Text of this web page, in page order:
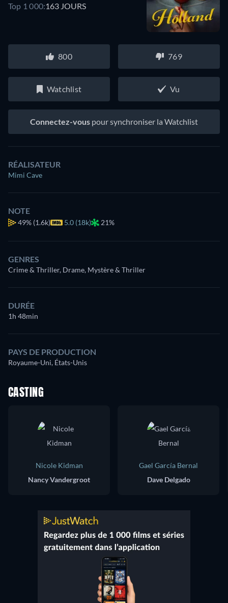
Top 1 000:163 JOURS
800 769
Watchlist Vu
Connectez-vous pour synchroniser la Watchlist
RÉALISATEUR
Mimi Cave
NOTE
49% (1.6k) 5.0 (18k) 21%
GENRES
Crime & Thriller, Drame, Mystère & Thriller
DURÉE
1h 48min
PAYS DE PRODUCTION
Royaume-Uni, États-Unis
CASTING
Nicole Kidman
Nancy Vandergroot
Gael García Bernal
Dave Delgado